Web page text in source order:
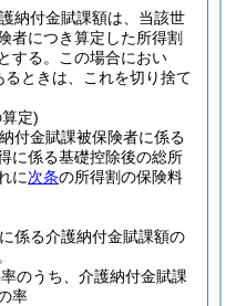
納付金賦課額は、当該世
者につき算定した所得割
する。
この場合におい
ときは、これを切り捨て
定)
付金賦課被保険者に係る
に係る基礎控除後の総所
に次条の所得割の保険料
係る介護納付金賦課額の
のうち、介護納付金賦課
率